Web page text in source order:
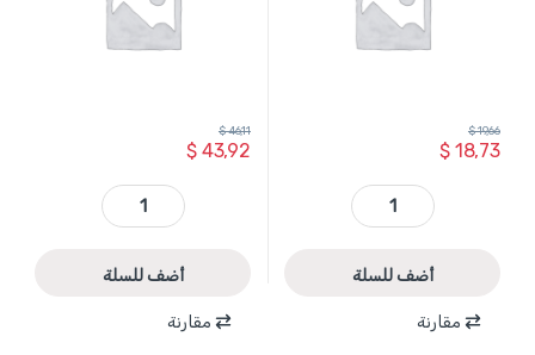
$18,73
$19,66
WHJ3503 - حمالة محرك سيارة 3 طن طقم 2 قطعة قابل للطي (286-WADFOW (mm 401 quantity
أضف للسلة
مقارنة
$43,92
$46,11
WHJS0601 - حمالة محرك سيارة 6 طن طقم 2 قطعة (393-593 مم ) WADFOW quantity
أضف للسلة
مقارنة